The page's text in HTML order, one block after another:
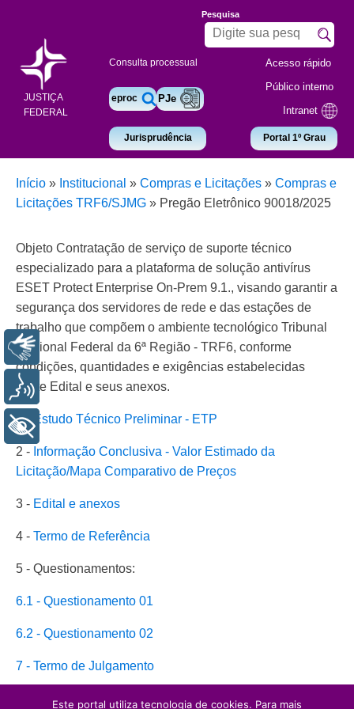
JUSTIÇA
FEDERAL
Consulta processual
eproc PJe
Jurisprudência
Pesquisa
Acesso rápido
Público interno
Intranet
Portal 1º Grau
Início » Institucional » Compras e Licitações » Compras e
Licitações TRF6/SJMG » Pregão Eletrônico 90018/2025
Objeto Contratação de serviço de suporte técnico
especializado para a plataforma de solução antivírus
ESET Protect Enterprise On-Prem 9.1., visando garantir a
segurança dos servidores de rede e das estações de
trabalho que compõem o ambiente tecnológico Tribunal
Regional Federal da 6ª Região - TRF6, conforme
condições, quantidades e exigências estabelecidas
neste Edital e seus anexos.
1 - Estudo Técnico Preliminar - ETP
2 - Informação Conclusiva - Valor Estimado da
Licitação/Mapa Comparativo de Preços
3 - Edital e anexos
4 - Termo de Referência
5 - Questionamentos:
6.1 - Questionamento 01
6.2 - Questionamento 02
7 - Termo de Julgamento
8 - Microhard Informática Ltda - T ermo de Homologação
Este portal utiliza tecnologia de cookies. Para mais
Libras
Voz
+ Acessibilidade